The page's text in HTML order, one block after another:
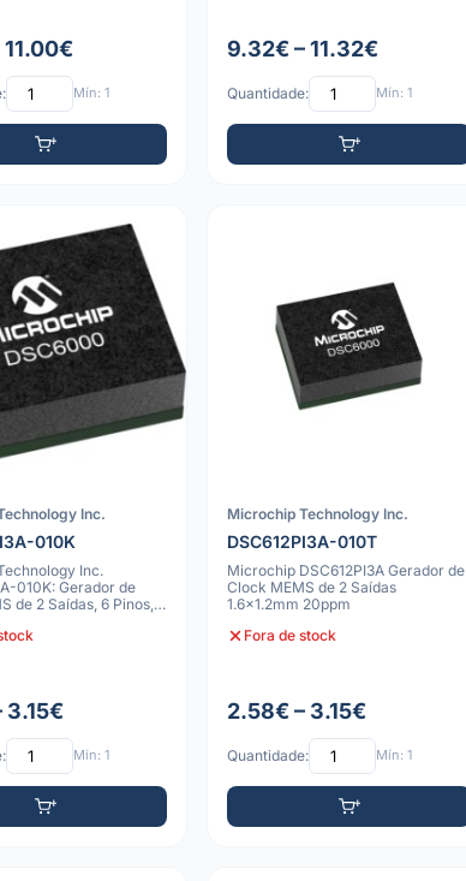
Mín: 1
9.32€ – 11.32€
Quantidade: Mín: 1
Inc.
010K
Inc.
010K: Gerador de
de 2 Saídas, 6 Pinos,
3.15€
Mín: 1
Microchip Technology Inc.
DSC612PI3A-010T
Microchip DSC612PI3A Gerador de
Clock MEMS de 2 Saídas
1.6x1.2mm 20ppm
Fora de stock
2.58€ – 3.15€
Quantidade: Mín: 1